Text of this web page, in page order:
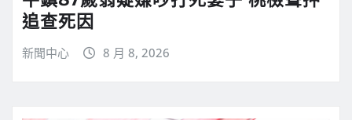
追查死因
新聞中心 8 月 8, 2026